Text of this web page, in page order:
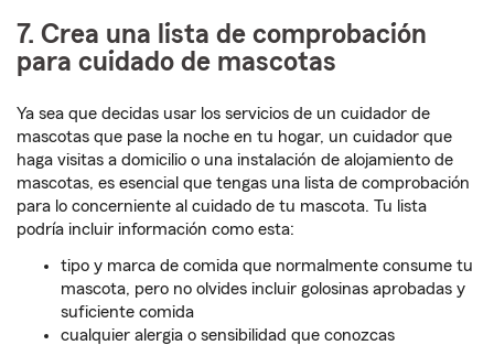
7. Crea una lista de comprobación
para cuidado de mascotas
Ya sea que decidas usar los servicios de un cuidador de
mascotas que pase la noche en tu hogar, un cuidador que
haga visitas a domicilio o una instalación de alojamiento de
mascotas, es esencial que tengas una lista de comprobación
para lo concerniente al cuidado de tu mascota. Tu lista
podría incluir información como esta:
tipo y marca de comida que normalmente consume tu
mascota, pero no olvides incluir golosinas aprobadas y
suficiente comida
cualquier alergia o sensibilidad que conozcas